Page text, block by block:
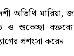
অতিথি মারিয়া,
শুভেচ্ছা
প্রশংসা করেন।